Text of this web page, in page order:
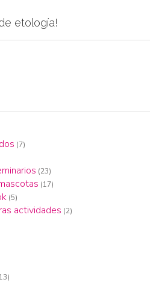
etología!
(7)
(23)
(17)
(5)
actividades (2)